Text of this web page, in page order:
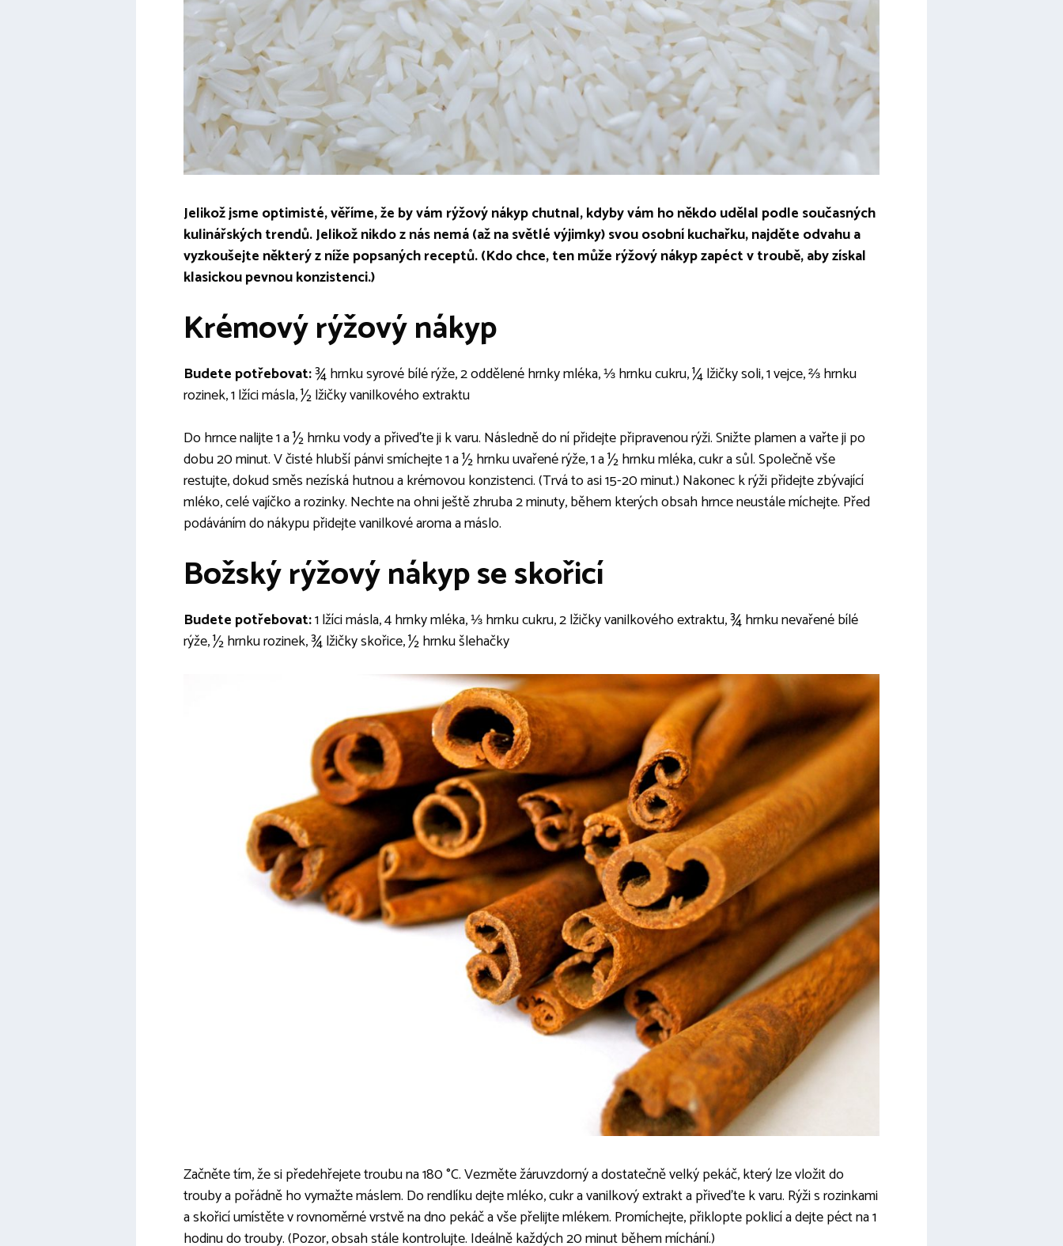
Jelikož jsme optimisté, věříme, že by vám rýžový nákyp chutnal, kdyby vám ho někdo udělal podle současných
kulinářských trendů. Jelikož nikdo z nás nemá (až na světlé výjimky) svou osobní kuchařku, najděte odvahu a
vyzkoušejte některý z níže popsaných receptů. (Kdo chce, ten může rýžový nákyp zapéct v troubě, aby získal
klasickou pevnou konzistenci.)
Krémový rýžový nákyp
Budete potřebovat:¾ hrnku syrové bílé rýže, 2 oddělené hrnky mléka, ⅓ hrnku cukru, ¼ lžičky soli, 1 vejce, ⅔ hrnku
rozinek, 1 lžíci másla, ½ lžičky vanilkového extraktu
Do hrnce nalijte 1 a ½ hrnku vody a přiveďte ji k varu. Následně do ní přidejte připravenou rýži. Snižte plamen a vařte ji po
dobu 20 minut. V čisté hlubší pánvi smíchejte 1 a ½ hrnku uvařené rýže, 1 a ½ hrnku mléka, cukr a sůl. Společně vše
restujte, dokud směs nezíská hutnou a krémovou konzistenci. (Trvá to asi 15-20 minut.) Nakonec k rýži přidejte zbývající
mléko, celé vajíčko a rozinky. Nechte na ohni ještě zhruba 2 minuty, během kterých obsah hrnce neustále míchejte. Před
podáváním do nákypu přidejte vanilkové aroma a máslo.
Božský rýžový nákyp se skořicí
Budete potřebovat:1 lžíci másla, 4 hrnky mléka, ⅓ hrnku cukru, 2 lžičky vanilkového extraktu, ¾ hrnku nevařené bílé
rýže, ½ hrnku rozinek, ¾ lžičky skořice, ½ hrnku šlehačky
Začněte tím, že si předehřejete troubu na 180 °C. Vezměte žáruvzdorný a dostatečně velký pekáč, který lze vložit do
trouby a pořádně ho vymažte máslem. Do rendlíku dejte mléko, cukr a vanilkový extrakt a přiveďte k varu. Rýži s rozinkami
a skořicí umístěte v rovnoměrné vrstvě na dno pekáč a vše přelijte mlékem. Promíchejte, přiklopte poklicí a dejte péct na 1
hodinu do trouby. (Pozor, obsah stále kontrolujte. Ideálně každých 20 minut během míchání.)